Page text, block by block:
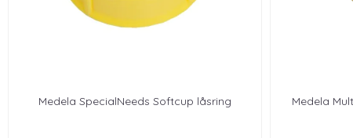
Medela SpecialNeeds Softcup låsring Medela